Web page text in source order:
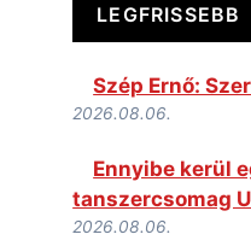
LEGFRISSEBB
Szép Ernő:
2026.08.06.
Ennyibe kerül
tanszercsomag
2026.08.06.